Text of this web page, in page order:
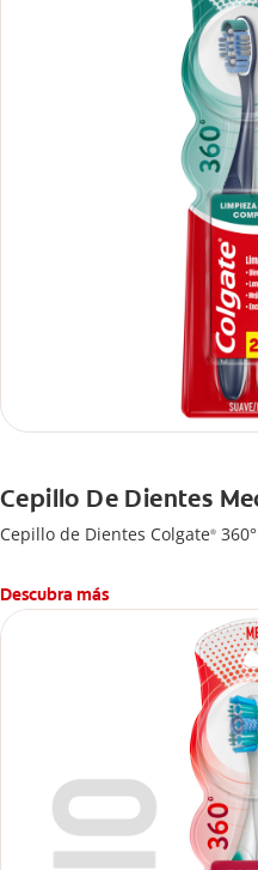
Cepillo De Dientes
Cepillo de Dientes Colgate®
Descubra más